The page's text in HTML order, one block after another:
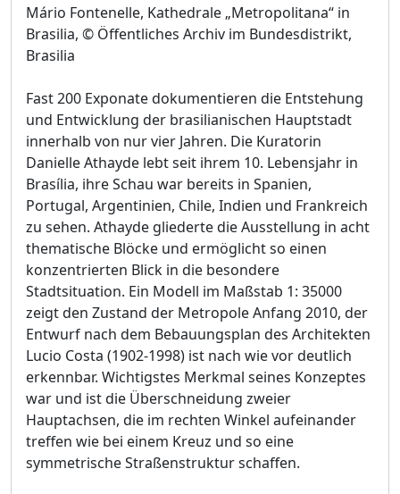
Mário Fontenelle, Kathedrale „Metropolitana“ in
Brasilia, © Öffentliches Archiv im Bundesdistrikt,
Brasilia
Fast 200 Exponate dokumentieren die Entstehung
und Entwicklung der brasilianischen Hauptstadt
innerhalb von nur vier Jahren. Die Kuratorin
Danielle Athayde lebt seit ihrem 10. Lebensjahr in
Brasília, ihre Schau war bereits in Spanien,
Portugal, Argentinien, Chile, Indien und Frankreich
zu sehen. Athayde gliederte die Ausstellung in acht
thematische Blöcke und ermöglicht so einen
konzentrierten Blick in die besondere
Stadtsituation. Ein Modell im Maßstab 1: 35000
zeigt den Zustand der Metropole Anfang 2010, der
Entwurf nach dem Bebauungsplan des Architekten
Lucio Costa (1902-1998) ist nach wie vor deutlich
erkennbar. Wichtigstes Merkmal seines Konzeptes
war und ist die Überschneidung zweier
Hauptachsen, die im rechten Winkel aufeinander
treffen wie bei einem Kreuz und so eine
symmetrische Straßenstruktur schaffen.